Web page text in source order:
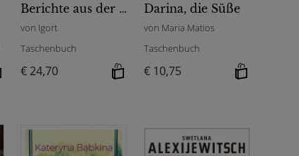
Berichte aus der Ukraine
von Igort
Taschenbuch
€ 24,70
Darina, die Süße
von Maria Matios
Taschenbuch
€ 10,75